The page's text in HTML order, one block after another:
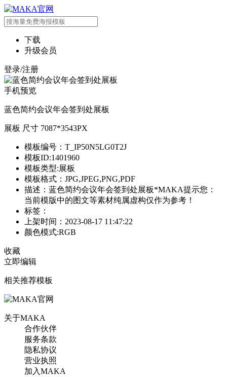
下载
升级会员
登录/注册
手机预览
蓝色简约会议年会签到处展板
展板 尺寸 7087*3543PX
模板编号：T_IP50N5LG0T2J
模板ID:1401960
模板类型:展板
模板格式：JPG,JPEG,PNG,PDF
描述：蓝色简约会议年会签到处展板*MAKA提示您：
当前模版中的图文等素材纯属虚构仅作为参考！
标签：
上架时间：2023-08-17 11:47:22
颜色模式:RGB
收藏
立即编辑
相关推荐模板
关于MAKA
合作伙伴
服务条款
隐私协议
营业执照
加入MAKA